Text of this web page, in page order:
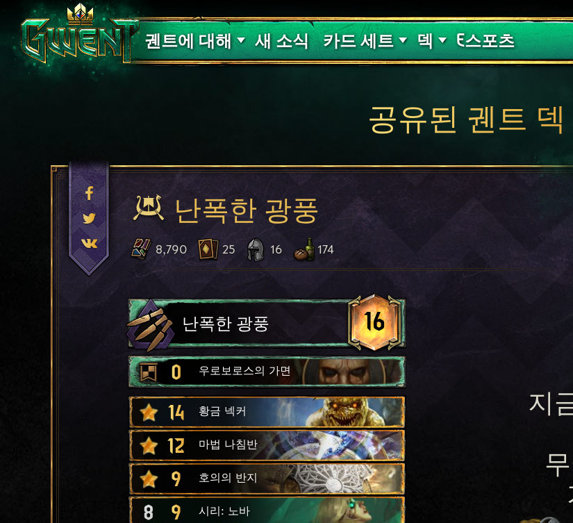
궨트에 대해
고객 지원
새 소식 카드 세트
핏빛 저주
덱
덱 가이드
E스포츠
공유된 궨트 덱
난폭한 광풍
8,790 25 16 174
난폭한 광풍 16
0 우로보로스의 가면
14 황금 넥커
12 마법 나침반
9 호의의 반지
8 9 시리: 노바
지